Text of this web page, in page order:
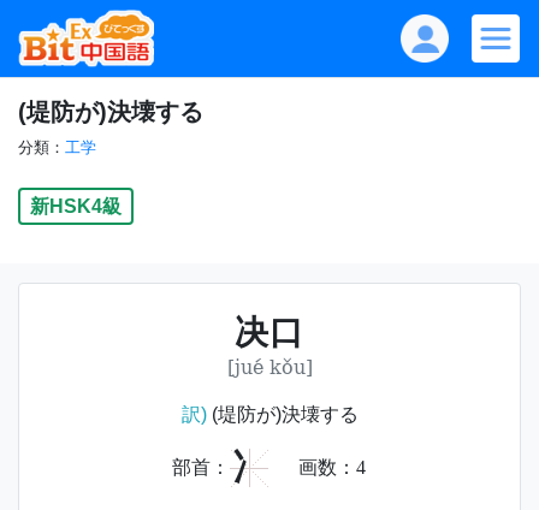
(堤防が)決壊する
分類： 工学
新HSK4級
决口
[jué kǒu]
訳)(堤防が)決壊する
部首： 冫 画数： 4